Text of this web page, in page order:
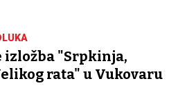
izložba "Srpkinja,
rata" u Vukovaru